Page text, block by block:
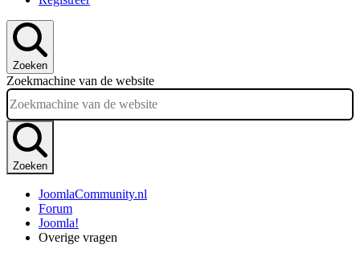
Zoeken
Zoekmachine van de website
Zoeken
JoomlaCommunity.nl
Forum
Joomla!
Overige vragen